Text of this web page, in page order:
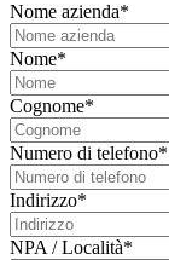
Nome azienda*
Nome*
Cognome*
Numero di telefono*
Indirizzo*
NPA / Località*